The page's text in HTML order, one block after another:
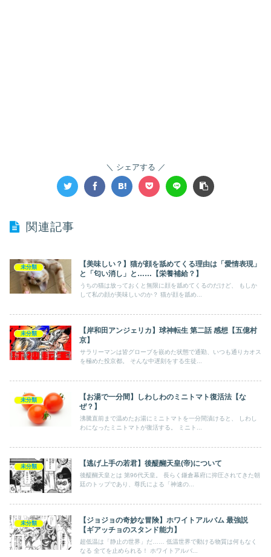
シェアする
関連記事
未分類
【美味しい？】猫が顔を舐めてくる理由は「愛情表現」
と「匂い消し」と……【栄養補給？】
うちの猫は放っておくと無限に顔を舐めてくるのだけど、 もしか
して私の顔が美味しいのか？ 猫が顔を舐め...
未分類
【岸和田アンジェリカ】球神転生 第二話 感想【五億村
京】
サラリーマンは皆グローブを嵌めた状態で通勤、いつも通りカオス
を極めた投京都。 そんな中遅刻をする生徒...
未分類
【お湯で一分間】しわしわのミニトマト復活法【な
ぜ？】
沸騰直前まで温めたお湯にミニトマトを一分間漬けると、 しわし
わになったミニトマトが復活する。 ミニト...
未分類 【逃げ上手の若君】後醍醐天皇(帝)について
後醍醐天皇とは 第96代天皇。 長らく鎌倉幕府に抑圧されてきた朝
廷のトップであり、尊氏による「神速の...
未分類
【ジョジョの奇妙な冒険】ホワイトアルバム 最強説
【ギアッチョのスタンド能力】
超低温は「静止の世界」だ…… 低温世界で動ける物質は何もなく
なる 全てを止められる！ ホワイトアルバ...